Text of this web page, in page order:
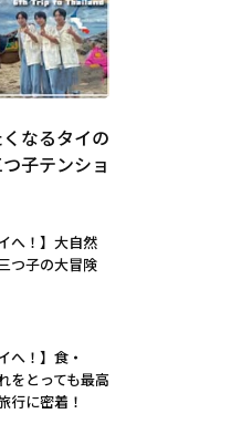
なるタイの
子テンショ
へ！】大自然
つ子の大冒険
へ！】食・
をとっても最高
行に密着！